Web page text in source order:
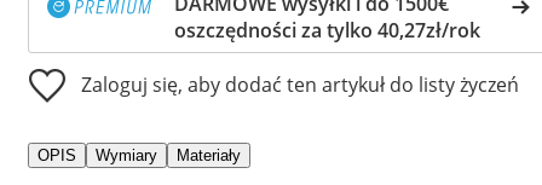
oszczędności za tylko 40,27zł/rok
Zaloguj się, aby dodać ten artykuł do listy życzeń
OPIS Wymiary Materiały